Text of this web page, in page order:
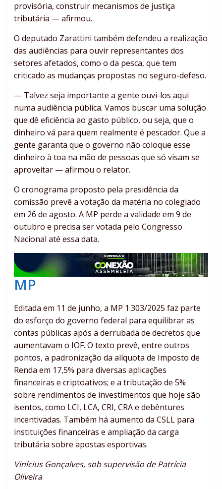
provisória, construir mecanismos de justiça
tributária — afirmou.
O deputado Zarattini também defendeu a realização
das audiências para ouvir representantes dos
setores afetados, como o da pesca, que tem
criticado as mudanças propostas no seguro-defeso.
— Talvez seja importante a gente ouvi-los aqui
numa audiência pública. Vamos buscar uma solução
que dê eficiência ao gasto público, ou seja, que o
dinheiro vá para quem realmente é pescador. Que a
gente garanta que o governo não coloque esse
dinheiro à toa na mão de pessoas que só visam se
aproveitar — afirmou o relator.
O cronograma proposto pela presidência da
comissão prevê a votação da matéria no colegiado
em 26 de agosto. A MP perde a validade em 9 de
outubro e precisa ser votada pelo Congresso
Nacional até essa data.
MP
Editada em 11 de junho, a MP 1.303/2025 faz parte
do esforço do governo federal para equilibrar as
contas públicas após a derrubada de decretos que
aumentavam o IOF. O texto prevê, entre outros
pontos, a padronização da alíquota de Imposto de
Renda em 17,5% para diversas aplicações
financeiras e criptoativos; e a tributação de 5%
sobre rendimentos de investimentos que hoje são
isentos, como LCI, LCA, CRI, CRA e debêntures
incentivadas. Também há aumento da CSLL para
instituições financeiras e ampliação da carga
tributária sobre apostas esportivas.
Vinícius Gonçalves, sob supervisão de Patrícia
Oliveira